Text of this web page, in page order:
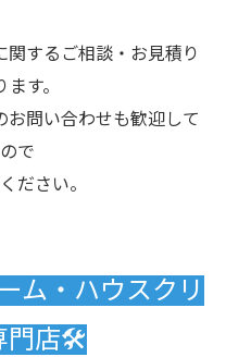
するご相談・お見積り
す。
問い合わせも歓迎して
で
ださい。
ム・ハウスクリ
門店🛠️